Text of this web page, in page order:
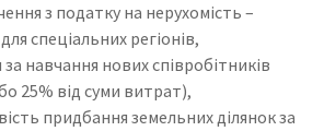
з податку на нерухомість –
спеціальних регіонів,
навчання нових співробітників
25% від суми витрат),
придбання земельних ділянок за